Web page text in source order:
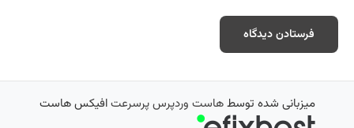
میزبانی شده توسطهاست وردپرس پرسرعتافیکس هاست